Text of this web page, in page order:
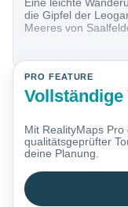
die Gipfel der
Meeres von
PRO FEATURE
Mit RealityMaps
qualitätsgeprüfter
deine Planung.